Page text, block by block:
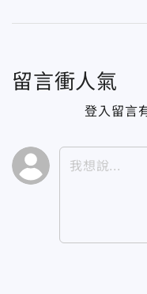
留言衝人氣
登入留言